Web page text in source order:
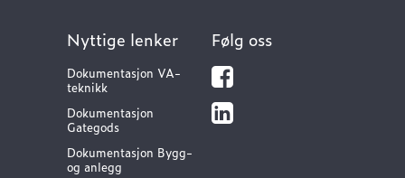
Nyttige lenker
Dokumentasjon VA-
teknikk
Dokumentasjon
Gategods
Dokumentasjon Bygg-
og anlegg
Følg oss